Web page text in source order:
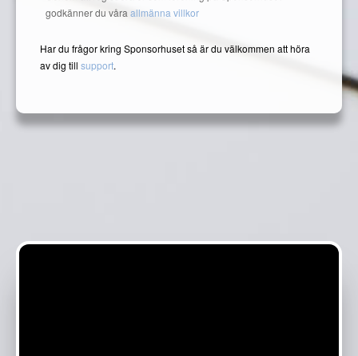
godkänner du våra allmänna villkor
Har du frågor kring Sponsorhuset så är du välkommen att höra
av dig till support.